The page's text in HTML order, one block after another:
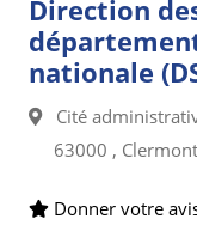
Direction
nationale
Cité
63000 ,
Donner votre